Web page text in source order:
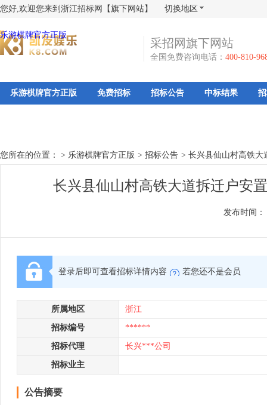
您好,欢迎您来到浙江招标网【旗下网站】 切换地区
乐游棋牌官方正版
采招网旗下网站
全国免费咨询电话： 400-810-
乐游棋牌官方正版 免费招标 招标公告 中标结果
您所在的位置： > 乐游棋牌官方正版 > 招标公告 > 长兴县仙山村高铁大
长兴县仙山村高铁大道拆迁户安
发布时间：
登录后即可查看招标详情内容 若您还不是会员
所属地区 浙江
招标编号 ******
招标代理 长兴***公司
招标业主
公告摘要